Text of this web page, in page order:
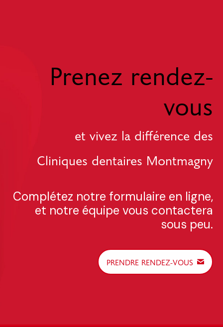
Prenez rendez-
vous
et vivez la différence des
Cliniques dentaires Montmagny
Complétez notre formulaire en ligne,
et notre équipe vous contactera
sous peu.
PRENDRE RENDEZ-VOUS